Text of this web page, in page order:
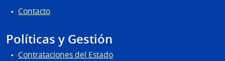
Contacto
Políticas y Gestión
Contrataciones del Estado